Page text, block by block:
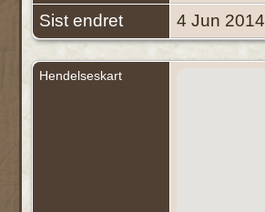
Sist endret
4 Jun 2014
Hendelseskart